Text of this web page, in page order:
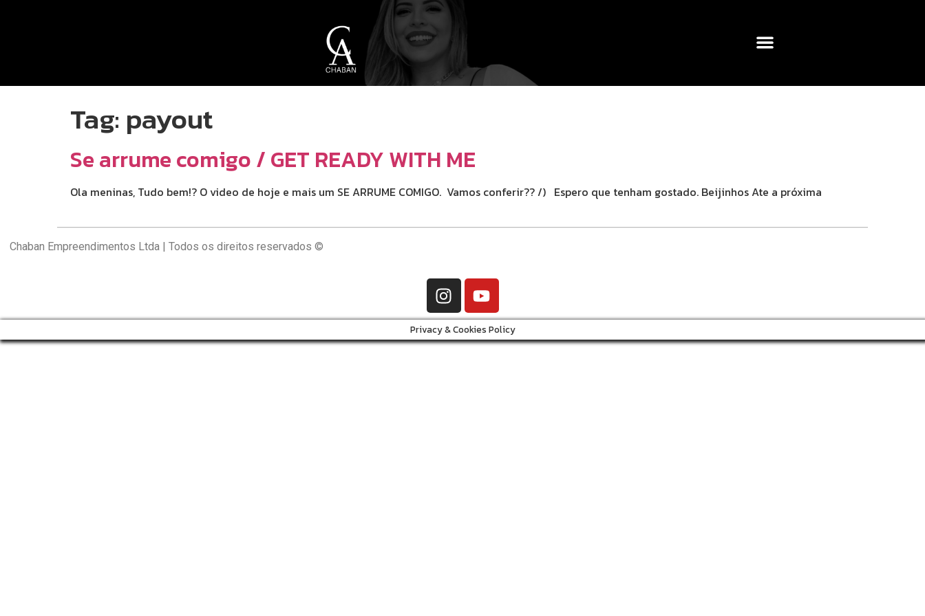
Tag: payout
Se arrume comigo / GET READY WITH ME
Ola meninas, Tudo bem!? O video de hoje e mais um SE ARRUME COMIGO. Vamos conferir?? /) Espero que tenham gostado. Beijinhos Ate a próxima
Chaban Empreendimentos Ltda | Todos os direitos reservados ©
Privacy & Cookies Policy